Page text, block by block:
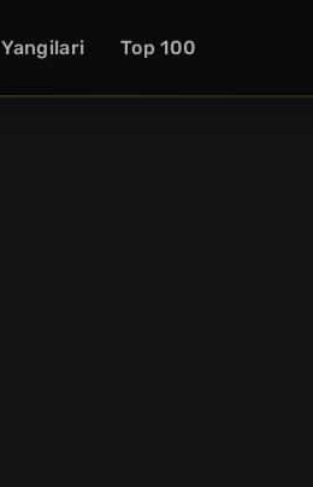
Yangilari Top 100